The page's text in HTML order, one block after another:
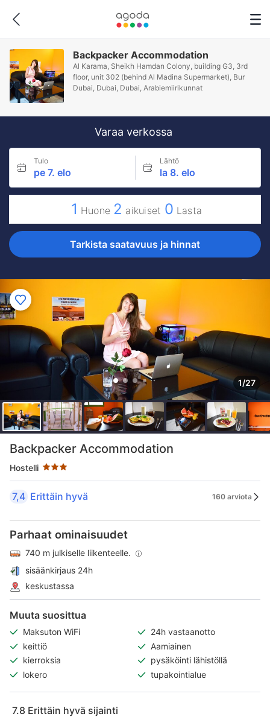
Backpacker Accommodation
Al Karama, Sheikh Hamdan Colony, building G3, 3rd
floor, unit 302 (behind Al Madina Supermarket), Bur
Dubai, Dubai, Dubai, Arabiemiirikunnat
Varaa verkossa
Tulo
pe 7. elo
Lähtö
la 8. elo
1 Huone 2 aikuiset 0 Lasta
Tarkista saatavuus ja hinnat
1/27
Backpacker Accommodation
Hostelli
Tähtiluokitus 3 tähteä
7,4 Erittäin hyvä 160 arviota
Parhaat ominaisuudet
740 m julkiselle liikenteelle.
sisäänkirjaus 24h
keskustassa
Muuta suosittua
Maksuton WiFi
24h vastaanotto
keittiö
Aamiainen
kierroksia
pysäköinti lähistöllä
lokero
tupakointialue
7.8 Erittäin hyvä sijainti